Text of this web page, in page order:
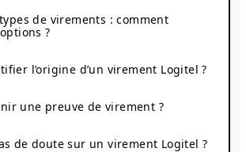
de virements : comment
?
l’origine d’un virement Logitel ?
une preuve de virement ?
de doute sur un virement Logitel ?